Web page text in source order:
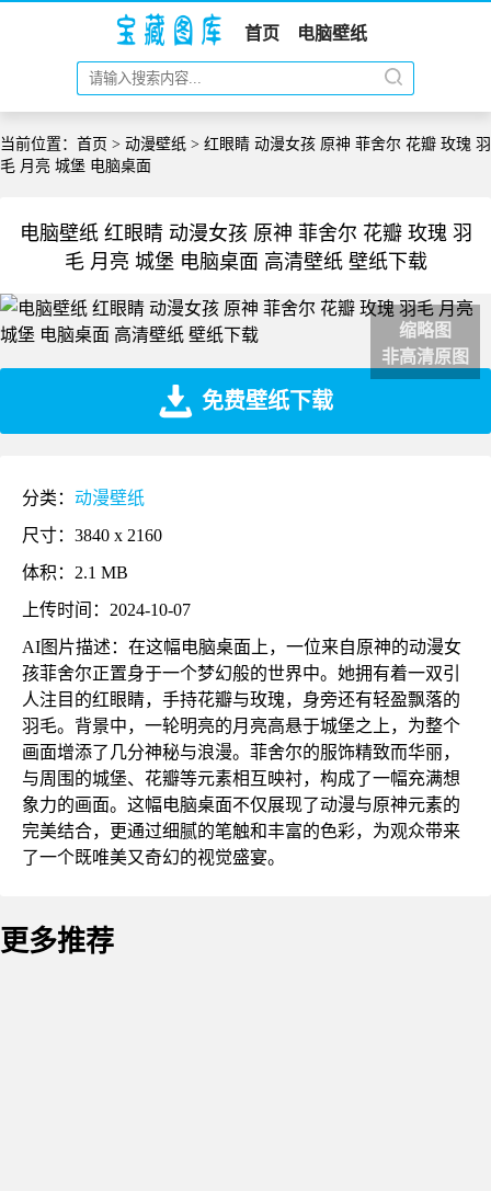
首页 电脑壁纸
当前位置： 首页 > 动漫壁纸 > 红眼睛 动漫女孩 原神 菲舍尔 花瓣 玫瑰 羽
毛 月亮 城堡 电脑桌面
电脑壁纸 红眼睛 动漫女孩 原神 菲舍尔 花瓣 玫瑰 羽
毛 月亮 城堡 电脑桌面 高清壁纸 壁纸下载
缩略图
非高清原图
免费壁纸下载
分类： 动漫壁纸
尺寸：3840 x 2160
体积：2.1 MB
上传时间：2024-10-07
AI图片描述：在这幅电脑桌面上，一位来自原神的动漫女
孩菲舍尔正置身于一个梦幻般的世界中。她拥有着一双引
人注目的红眼睛，手持花瓣与玫瑰，身旁还有轻盈飘落的
羽毛。背景中，一轮明亮的月亮高悬于城堡之上，为整个
画面增添了几分神秘与浪漫。菲舍尔的服饰精致而华丽，
与周围的城堡、花瓣等元素相互映衬，构成了一幅充满想
象力的画面。这幅电脑桌面不仅展现了动漫与原神元素的
完美结合，更通过细腻的笔触和丰富的色彩，为观众带来
了一个既唯美又奇幻的视觉盛宴。
更多推荐